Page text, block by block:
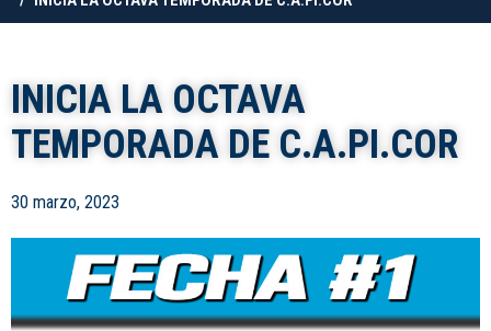
INICIA LA OCTAVA
TEMPORADA DE C.A.PI.COR
30 marzo, 2023